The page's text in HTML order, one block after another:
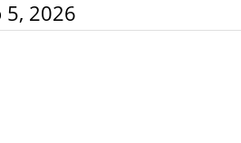
5, 2026